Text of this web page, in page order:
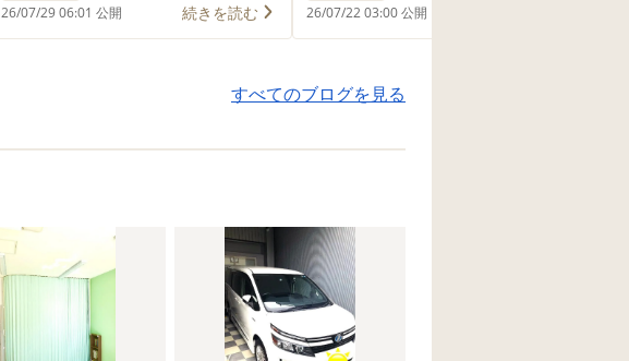
さんあり、虫かごいっぱいになる
まで集めました。 そのあとは水遊
26/07/29 06:01 公開 続きを読む
遊びを行いました♪ 水鉄砲などを
使い楽しく遊びました！ まだまだ
かりして熱中症などに気をつけて
26/07/22 03:00 公開
すべてのブログを見る